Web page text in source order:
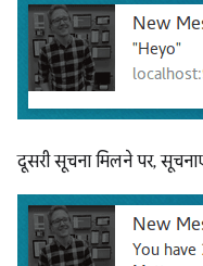
दूसरी सूचना मिलने पर,